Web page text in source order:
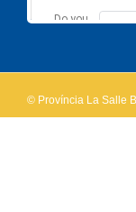
Do you
© Província La Salle